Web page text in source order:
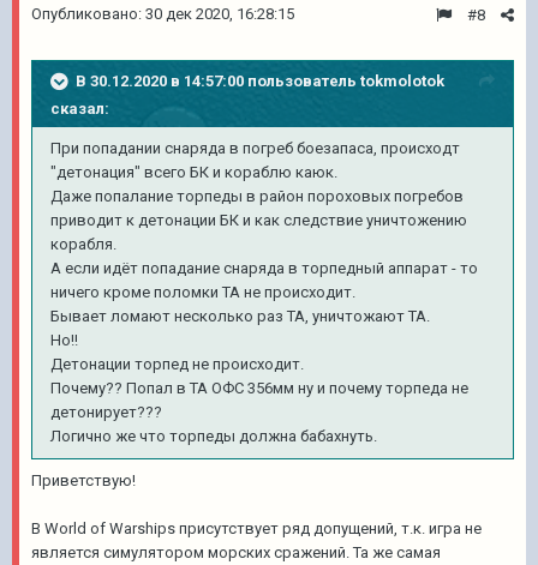
#8
Опубликовано: 30 дек 2020, 16:28:15
В 30.12.2020 в 14:57:00 пользователь tokmolotok
сказал:
При попадании снаряда в погреб боезапаса, происходт
"детонация" всего БК и кораблю каюк.
Даже попалание торпеды в район пороховых погребов
приводит к детонации БК и как следствие уничтожению
корабля.
А если идёт попадание снаряда в торпедный аппарат - то
ничего кроме поломки ТА не происходит.
Бывает ломают несколько раз ТА, уничтожают ТА.
Но!!
Детонации торпед не происходит.
Почему?? Попал в ТА ОФС 356мм ну и почему торпеда не
детонирует???
Логично же что торпеды должна бабахнуть.
Приветствую!
В World of Warships присутствует ряд допущений, т.к. игра не
является симулятором морских сражений. Та же самая